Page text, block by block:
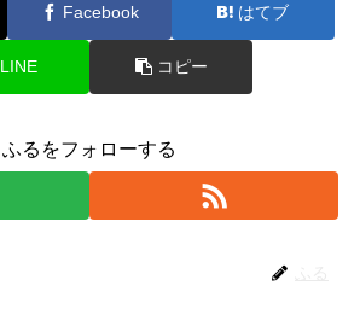
Facebook はてブ
LINE コピー
ふるをフォローする